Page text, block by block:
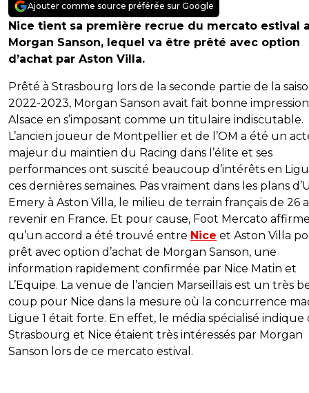
Ajouter comme source préférée sur Google
Nice tient sa première recrue du mercato estival
Morgan Sanson, lequel va être prêté avec option
d’achat par Aston Villa.
Prêté à Strasbourg lors de la seconde partie de la
2022-2023, Morgan Sanson avait fait bonne
Alsace en s’imposant comme un titulaire indiscutable.
L’ancien joueur de Montpellier et de l’OM a été un
majeur du maintien du Racing dans l’élite et ses
performances ont suscité beaucoup d’intérêts en
ces dernières semaines. Pas vraiment dans les plans
Emery à Aston Villa, le milieu de terrain français de 26
revenir en France. Et pour cause, Foot Mercato
qu’un accord a été trouvé entre Nice et Aston Villa
prêt avec option d’achat de Morgan Sanson, une
information rapidement confirmée par Nice Matin et
L’Equipe. La venue de l’ancien Marseillais est un très
coup pour Nice dans la mesure où la concurrence
Ligue 1 était forte. En effet, le média spécialisé indique
Strasbourg et Nice étaient très intéressés par Morgan
Sanson lors de ce mercato estival.